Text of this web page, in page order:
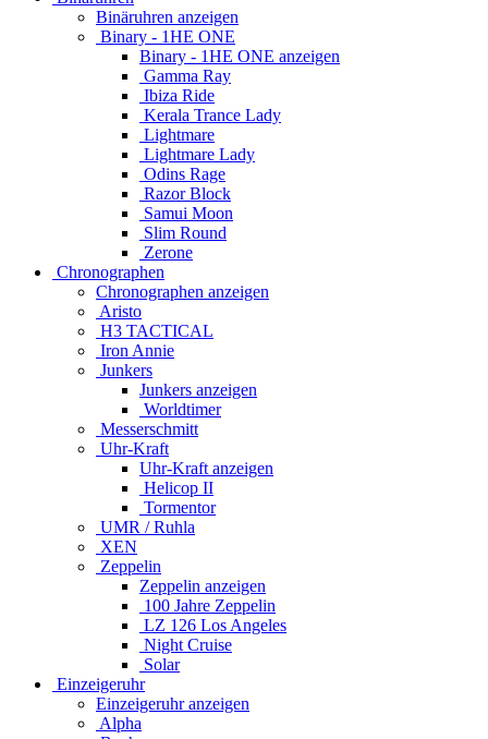
Binäruhren anzeigen
Binary - 1HE ONE
Binary - 1HE ONE anzeigen
Gamma Ray
Ibiza Ride
Kerala Trance Lady
Lightmare
Lightmare Lady
Odins Rage
Razor Block
Samui Moon
Slim Round
Zerone
Chronographen
Chronographen anzeigen
Aristo
H3 TACTICAL
Iron Annie
Junkers
Junkers anzeigen
Worldtimer
Messerschmitt
Uhr-Kraft
Uhr-Kraft anzeigen
Helicop II
Tormentor
UMR / Ruhla
XEN
Zeppelin
Zeppelin anzeigen
100 Jahre Zeppelin
LZ 126 Los Angeles
Night Cruise
Solar
Einzeigeruhr
Einzeigeruhr anzeigen
Alpha